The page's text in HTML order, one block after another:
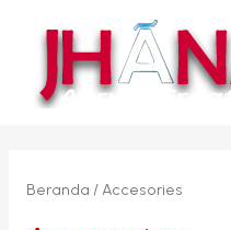
Beranda / Accesories